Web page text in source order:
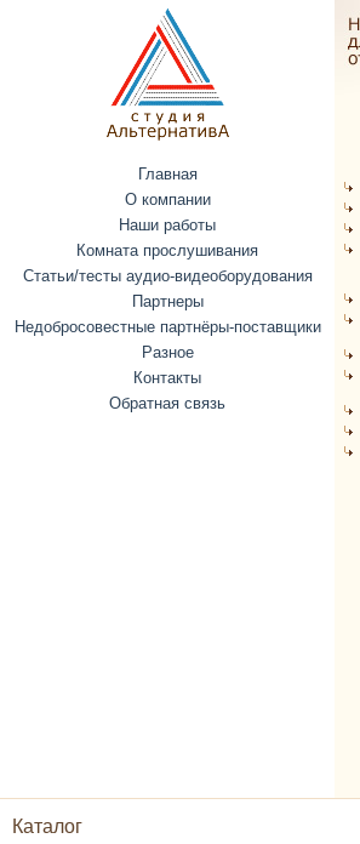
Главная
О компании
Наши работы
Комната прослушивания
Статьи/тесты аудио-видеоборудования
Партнеры
Недобросовестные партнёры-поставщики
Разное
Контакты
Обратная связь
Каталог